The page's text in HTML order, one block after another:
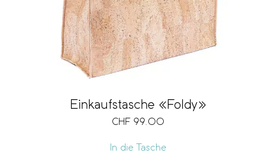
Einkaufstasche «Foldy»
CHF 99.00
In die Tasche